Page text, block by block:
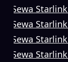
Sewa Starlink
Sewa
Sewa
Sewa